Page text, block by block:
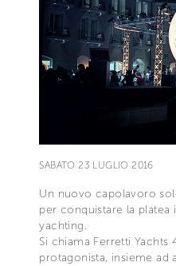
SABATO 23 LUGLIO 2016
Un nuovo capolavoro
per conquistare la platea
yachting.
Si chiama Ferretti
protagonista, insieme ad